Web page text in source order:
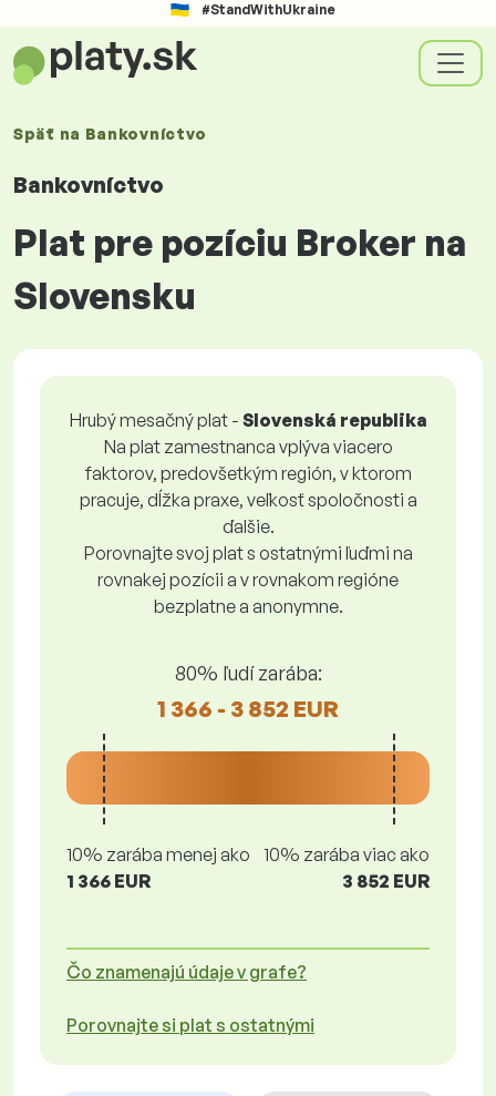
#StandWithUkraine
Späť na Bankovníctvo
Bankovníctvo
Plat pre pozíciu Broker na
Slovensku
Hrubý mesačný plat - Slovenská republika
Na plat zamestnanca vplýva viacero
faktorov, predovšetkým región, v ktorom
pracuje, dĺžka praxe, veľkosť spoločnosti a
ďalšie.
Porovnajte svoj plat s ostatnými ľuďmi na
rovnakej pozícii a v rovnakom regióne
bezplatne a anonymne.
80% ľudí zarába:
1 366 - 3 852 EUR
10% zarába menej ako
1 366 EUR
10% zarába viac ako
3 852 EUR
Čo znamenajú údaje v grafe?
Porovnajte si plat s ostatnými